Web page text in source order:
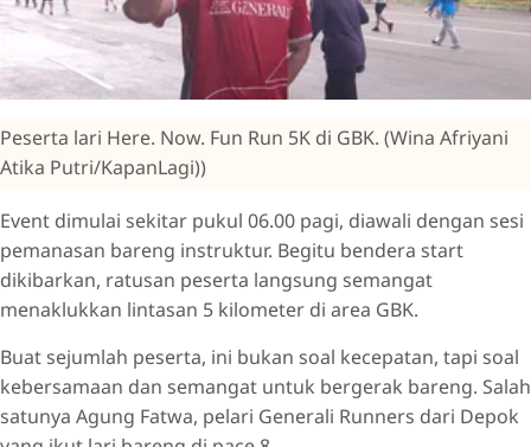
Peserta lari Here. Now. Fun Run 5K di GBK. (Wina Afriyani
Atika Putri/KapanLagi))
Event dimulai sekitar pukul 06.00 pagi, diawali dengan sesi
pemanasan bareng instruktur. Begitu bendera start
dikibarkan, ratusan peserta langsung semangat
menaklukkan lintasan 5 kilometer di area GBK.
Buat sejumlah peserta, ini bukan soal kecepatan, tapi soal
kebersamaan dan semangat untuk bergerak bareng. Salah
satunya Agung Fatwa, pelari Generali Runners dari Depok